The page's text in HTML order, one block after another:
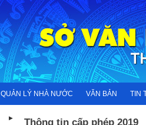
QUẢN LÝ NHÀ NƯỚC VĂN BẢN TIN
Thông tin cấp phép 2019